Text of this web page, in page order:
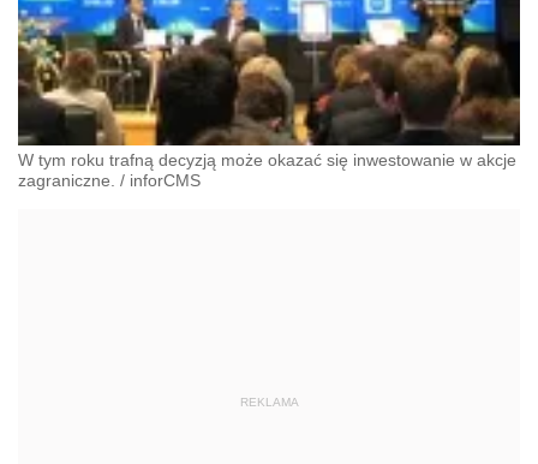
W tym roku trafną decyzją może okazać się inwestowanie w akcje
zagraniczne. / inforCMS